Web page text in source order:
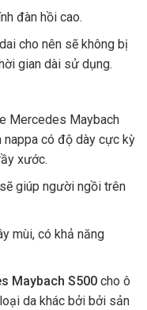
đàn hồi cao.
cho nên sẽ không bị
gian dài sử dụng.
Mercedes Maybach
nappa có độ dày cực kỳ
xước.
giúp người ngồi trên
mùi, có khả năng
Maybach S500 cho ô
da khác bởi bởi sản